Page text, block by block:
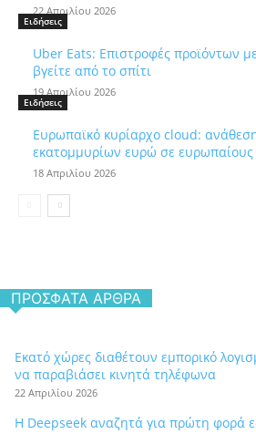
22 Απριλίου 2026
Ειδήσεις
Uber Eats: Επιστροφές προϊόντων
βγείτε από το σπίτι
19 Απριλίου 2026
Ειδήσεις
Ευρωπαϊκό κυρίαρχο cloud:
εκατομμυρίων ευρώ σε
18 Απριλίου 2026
ΠΡΌΣΦΑΤΑ ΆΡΘΡΑ
Εκατό χώρες διαθέτουν εμπορικό
να παραβιάσει κινητά τηλέφωνα
22 Απριλίου 2026
Η Deepseek αναζητά για πρώτη φορά